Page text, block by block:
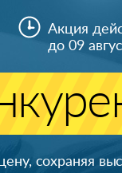
Акция
до 09
сохраняя